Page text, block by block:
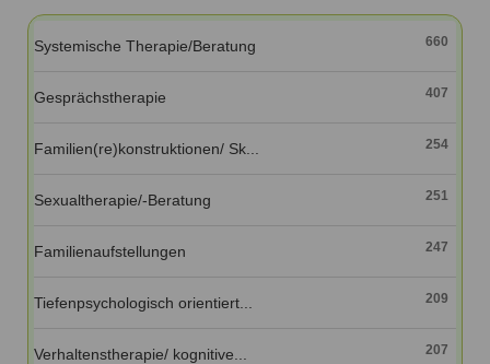
Veranstaltungen
Ausbildungsinstitute
Fortbildungen
Anmelden
Systemische Therapie/Beratung 660
Gesprächstherapie 407
Familien(re)konstruktionen/ Sk... 254
Sexualtherapie/-Beratung 251
Familienaufstellungen 247
Tiefenpsychologisch orientiert... 209
Verhaltenstherapie/ kognitive... 207